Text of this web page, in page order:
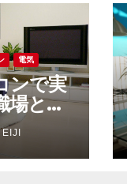
電気
ンで実
場と省
線ガ
EIJI